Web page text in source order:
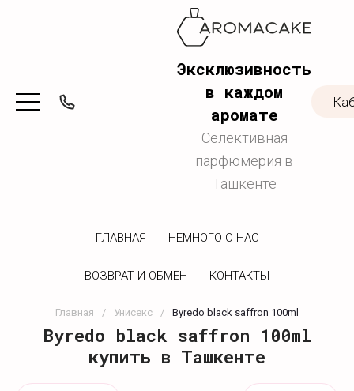
Эксклюзивность
в каждом
аромате
Селективная
парфюмерия в
Ташкенте
ГЛАВНАЯ НЕМНОГО О НАС
ВОЗВРАТ И ОБМЕН КОНТАКТЫ
Главная / Унисекс / Byredo black saffron 100ml
Byredo black saffron 100ml
купить в Ташкенте